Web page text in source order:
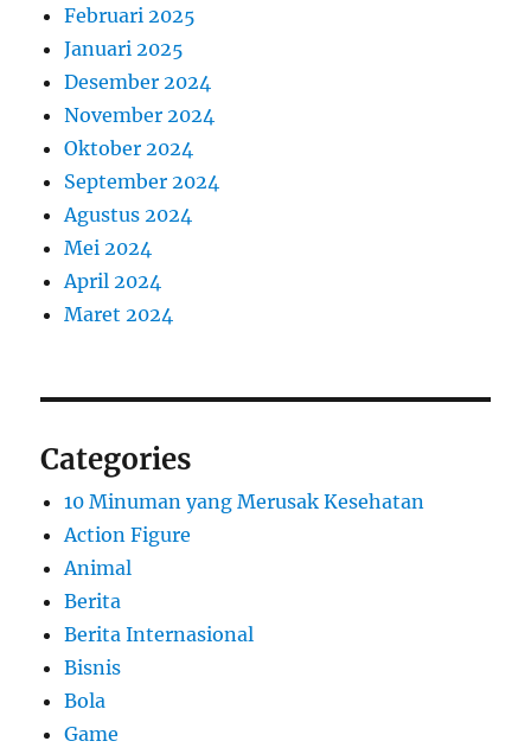
Februari 2025
Januari 2025
Desember 2024
November 2024
Oktober 2024
September 2024
Agustus 2024
Mei 2024
April 2024
Maret 2024
Categories
10 Minuman yang Merusak Kesehatan
Action Figure
Animal
Berita
Berita Internasional
Bisnis
Bola
Game